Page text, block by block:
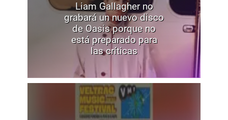
Liam Gallagher no
grabará un nuevo disco
de Oasis porque no
está preparado para
las críticas